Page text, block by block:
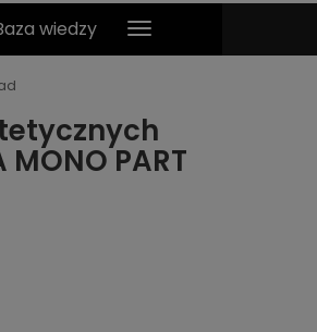
wiedzy
PART